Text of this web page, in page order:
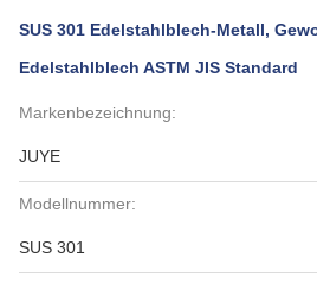
SUS 301 Edelstahlblech-Metall,
Edelstahlblech ASTM JIS Standard
Markenbezeichnung:
JUYE
Modellnummer:
SUS 301